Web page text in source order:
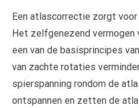
Een atlascorrectie zorgt
Het zelfgenezend vermogen
een van de basisprincipes
van zachte rotaties
spierspanning rondom de
ontspannen en zetten de